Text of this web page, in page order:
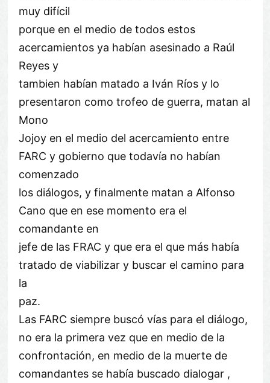
muy difícil
porque en el medio de todos estos
acercamientos ya habían asesinado a Raúl
Reyes y
tambien habían matado a Iván Ríos y lo
presentaron como trofeo de guerra, matan al
Mono
Jojoy en el medio del acercamiento entre
FARC y gobierno que todavía no habían
comenzado
los diálogos, y finalmente matan a Alfonso
Cano que en ese momento era el
comandante en
jefe de las FRAC y que era el que más había
tratado de viabilizar y buscar el camino para
la
paz.
Las FARC siempre buscó vías para el diálogo,
no era la primera vez que en medio de la
confrontación, en medio de la muerte de
comandantes se había buscado dialogar ,